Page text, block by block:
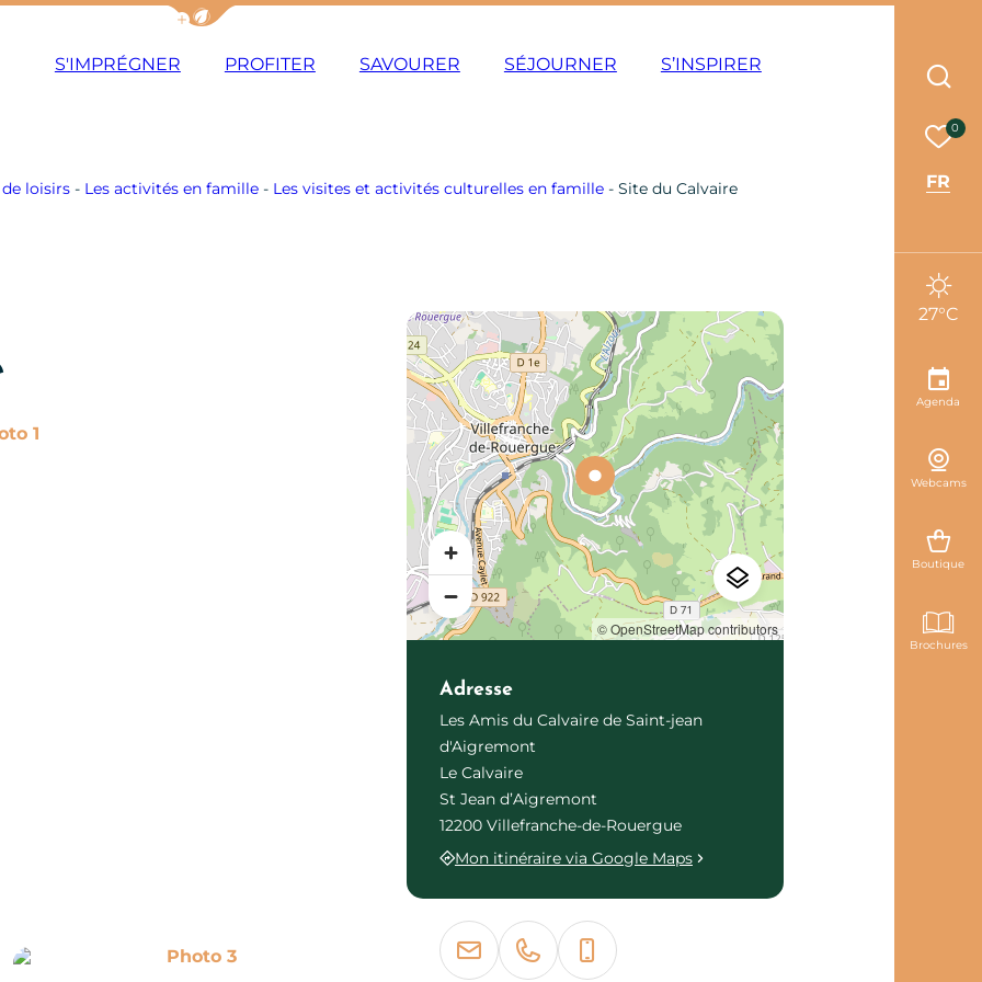
Afficher la barre de navigation du mode éco
S'IMPRÉGNER PROFITER SAVOURER SÉJOURNER S’INSPIRER
loisirs - Les activités en famille - Les visites et activités culturelles en famille - Site du Calvaire
0
FR
27°C
Agenda
Webcams
Boutique
Brochures
1
Photo 3
© OpenStreetMap contributors
Adresse
Les Amis du Calvaire de Saint-jean
d'Aigremont
Le Calvaire
St Jean d’Aigremont
12200 Villefranche-de-Rouergue
Mon itinéraire via Google Maps